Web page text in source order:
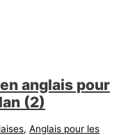
anglais pour
(2)
,Anglais pour les